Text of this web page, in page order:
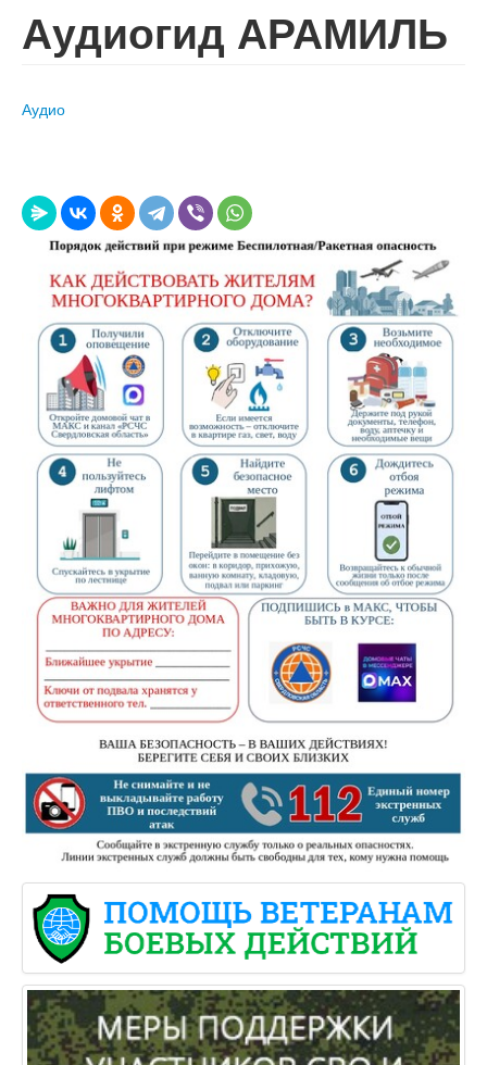
Аудиогид АРАМИЛЬ
Аудио